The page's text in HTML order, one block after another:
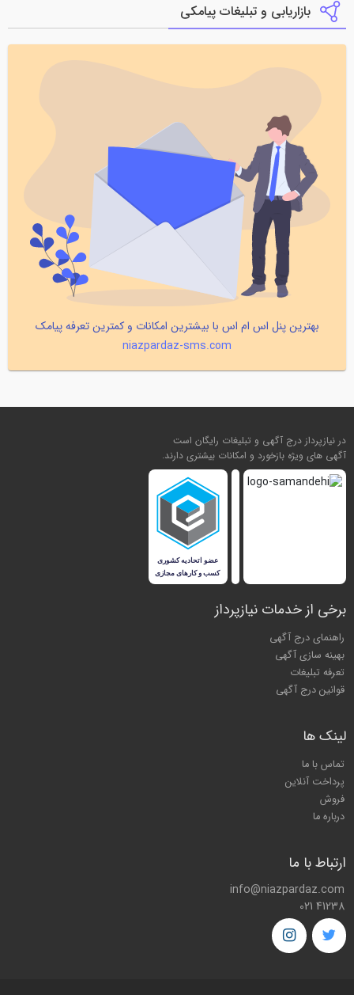
بازاریابی و تبلیغات پیامکی
بهترین پنل اس ام اس با بیشترین امکانات و کمترین تعرفه پیامک
niazpardaz-sms.com
در نیازپرداز درج آگهی و تبلیغات رایگان است
آگهی های ویژه بازخورد و امکانات بیشتری دارند.
برخی از خدمات نیازپرداز
راهنمای درج آگهی
بهینه سازی آگهی
تعرفه تبلیغات
قوانین درج آگهی
لینک ها
تماس با ما
پرداخت آنلاین
فروش
درباره ما
ارتباط با ما
info@niazpardaz.com
021 41238